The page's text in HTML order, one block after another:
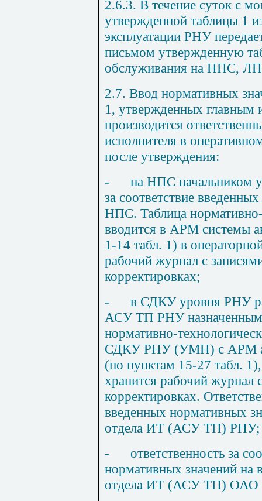
2.6.3. В течение суток с
утвержденной таблицы 1
эксплуатации РНУ
письмом утвержденную
обслуживания на НПС, ЛП
2.7. Ввод нормативных
1 , утвержденных
производится
исполнителя в
после утверждения:
-
на НПС начальником
за соответствие
НПС. Таблица
вводится в АРМ системы
1-14 табл. 1) в
рабочий журнал с
корректировках;
-
в СДКУ уровня РНУ
АСУ ТП РНУ назначенным
нормативно-
СДКУ РНУ (УМН) с АРМ
(по пунктам 15-27 табл.
хранится рабочий журнал
корректировках.
введенных нормативных
отдела ИТ (АСУ ТП) РНУ;
-
ответственность за
нормативных значений на
отдела ИТ (АСУ ТП)